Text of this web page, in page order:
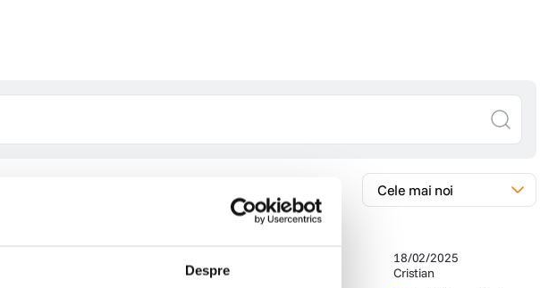
Despre
18/02/2025
Cristian